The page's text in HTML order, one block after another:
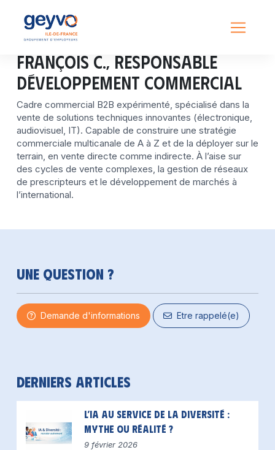
François C., Responsable
Développement Commercial
Cadre commercial B2B expérimenté, spécialisé dans la
vente de solutions techniques innovantes (électronique,
audiovisuel, IT). Capable de construire une stratégie
commerciale multicanale de A à Z et de la déployer sur le
terrain, en vente directe comme indirecte. À l’aise sur
des cycles de vente complexes, la gestion de réseaux
de prescripteurs et le développement de marchés à
l’international.
Une question ?
Demande d'informations Etre rappelé(e)
Derniers articles
L’IA au service de la diversité :
mythe ou réalité ?
9 février 2026